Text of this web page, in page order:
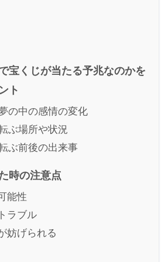
宝くじが当たる予兆なのかを
ト
の中の感情の変化
ぶ場所や状況
ぶ前後の出来事
時の注意点
能性
ラブル
妨げられる